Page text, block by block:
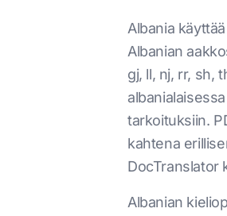
Albania
Albanian
gj, ll, nj, rr, sh,
tarkoituksiin.
kahtena
DocTranslator
Albanian